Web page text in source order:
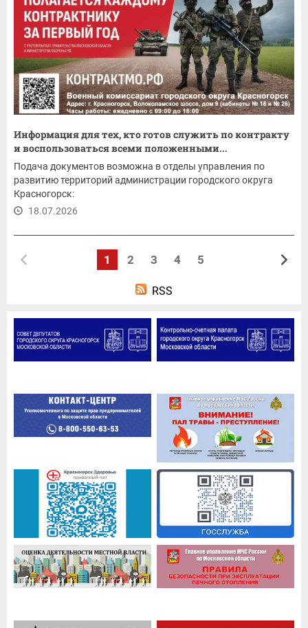
Информация для тех, кто готов служить по контракту
и воспользоваться всеми положенными...
Подача документов возможна в отделы управления по
развитию территорий администрации городского округа
Красногорск:
18.07.2026
1 2 3 4 5
RSS